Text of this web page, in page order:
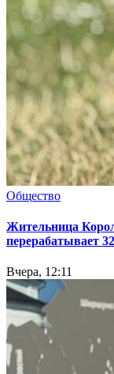
Общество
Жительница
перерабатывает
Вчера, 12:11